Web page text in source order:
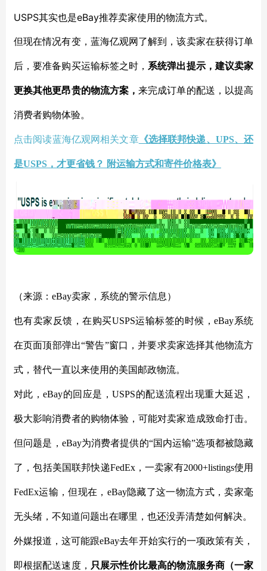
USPS其实也是eBay推荐卖家使用的物流方式。
但现在情况有变，蓝海亿观网了解到，该卖家在获得订单
后，要准备购买运输标签之时， 系统弹出提示，建议卖家
更换其他更昂贵的物流方案，来完成订单的配送，以提高
消费者购物体验。
点击阅读蓝海亿观网相关文章《选择联邦快递、UPS、还
是USPS，才更省钱？ 附运输方式和寄件价格表》
（来源： eBay卖家，系统的警示信息 ）
也有卖家反馈，在购买USPS运输标签的时候，eBay系统
在页面顶部弹出“警告”窗口，并要求卖家选择其他物流方
式，替代一直以来使用的美国邮政物流。
对此，eBay的回应是，USPS的配送流程出现重大延迟，
极大影响消费者的购物体验，可能对卖家造成致命打击。
但问题是，eBay为消费者提供的“国内运输”选项都被隐藏
了，包括美国联邦快递FedEx，一卖家有2000+listings使用
FedEx运输，但现在，eBay隐藏了这一物流方式，卖家毫
无头绪，不知道问题出在哪里，也还没弄清楚如何解决。
外媒报道，这可能跟eBay去年开始实行的一项政策有关，
即根据配送速度， 只展示性价比最高的物流服务商（一家